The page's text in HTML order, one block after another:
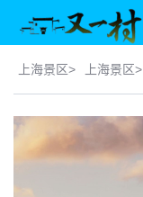
上海景区> 上海景区>